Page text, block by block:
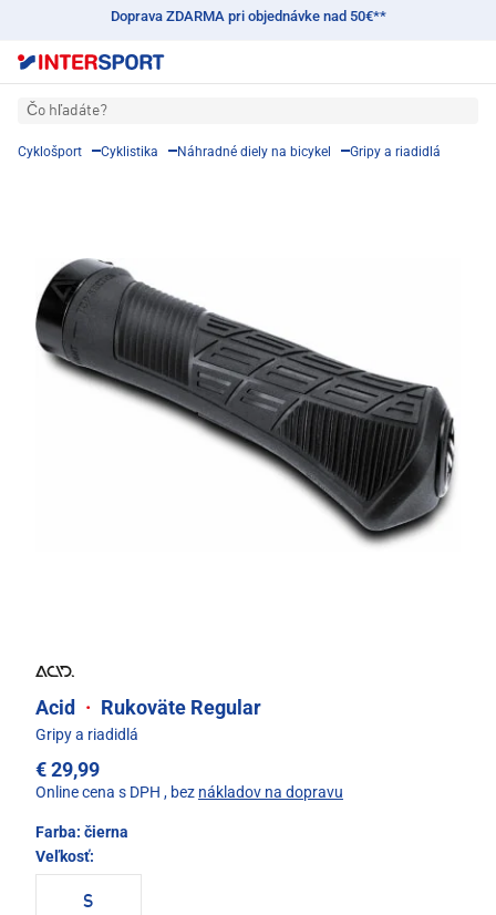
Doprava ZDARMA pri objednávke nad 50€**
Čo hľadáte?
Cyklošport Cyklistika Náhradné diely na bicykel Gripy a riadidlá
Acid · Rukoväte Regular
Gripy a riadidlá
€ 29,99
Online cena s DPH , bez nákladov na dopravu
Farba: čierna
Veľkosť:
S